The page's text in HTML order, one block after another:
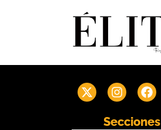
Secciones